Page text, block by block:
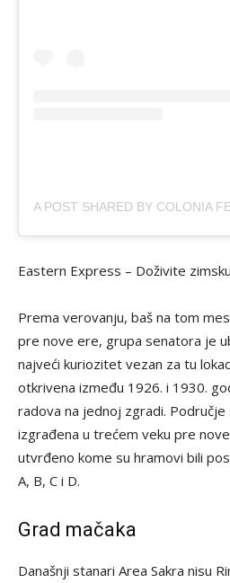
Eastern Express – Doživite
Prema verovanju, baš na tom
pre nove ere, grupa senatora je
najveći kuriozitet vezan za tu
otkrivena između 1926. i 1930.
radova na jednoj zgradi. Područje
izgrađena u trećem veku pre
utvrđeno kome su hramovi bili
A, B, C i D.
Grad mačaka
Današnji stanari Area Sakra nisu